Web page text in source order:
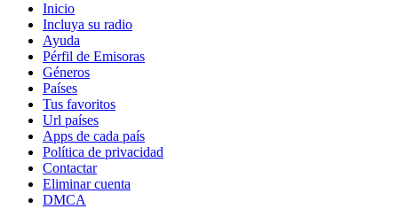
Inicio
Incluya su radio
Ayuda
Pérfil de Emisoras
Géneros
Países
Tus favoritos
Url países
Apps de cada país
Política de privacidad
Contactar
Eliminar cuenta
DMCA